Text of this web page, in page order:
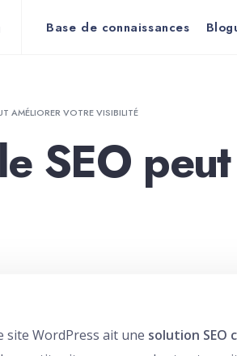
Base de connaissances
AMÉLIORER VOTRE VISIBILITÉ
SEO
site WordPress ait une solution SEO